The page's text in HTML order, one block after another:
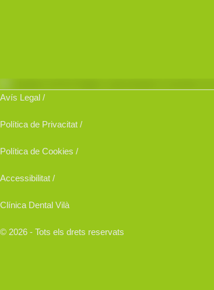
Avís Legal /
Política de Privacitat /
Política de Cookies /
Accessibilitat /
Clínica Dental Vilà
© 2026 - Tots els drets reservats